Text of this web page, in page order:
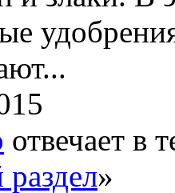
отвечает в
»